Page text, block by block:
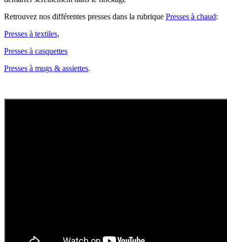
Retrouvez nos différentes presses dans la rubrique Presses à chaud:
Presses à textiles,
Presses à casquettes
Presses à mugs & assiettes.